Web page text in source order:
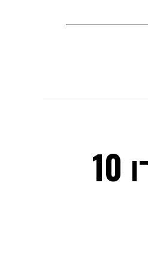
השעון היקר בישראל – מחירו 10